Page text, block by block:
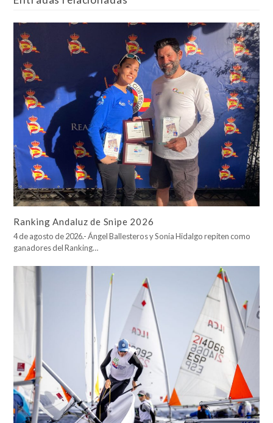
Ranking Andaluz de Snipe 2026
4 de agosto de 2026.- Ángel Ballesteros y Sonia Hidalgo repiten como
ganadores del Ranking…